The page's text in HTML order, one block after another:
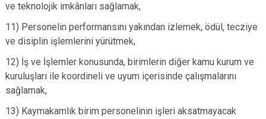
ve teknolojik imkânları sağlamak,
11) Personelin performansını yakından izlemek, ödül, tecziye
ve disiplin işlemlerini yürütmek,
12) İş ve İşlemler konusunda, birimlerin diğer kamu kurum ve
kuruluşları ile koordineli ve uyum içerisinde çalışmalarını
sağlamak,
13) Kaymakamlık birim personelinin işleri aksatmayacak